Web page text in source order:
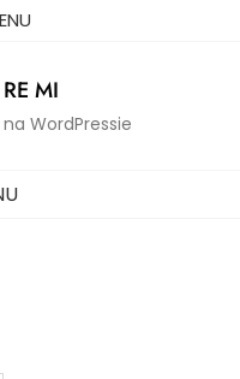
MI
WordPressie